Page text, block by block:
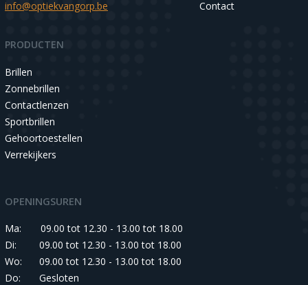
info@optiekvangorp.be
Contact
PRODUCTEN
Brillen
Zonnebrillen
Contactlenzen
Sportbrillen
Gehoortoestellen
Verrekijkers
OPENINGSUREN
Ma:
09.00 tot 12.30 - 13.00 tot 18.00
Di:
09.00 tot 12.30 - 13.00 tot 18.00
Wo:
09.00 tot 12.30 - 13.00 tot 18.00
Do:
Gesloten